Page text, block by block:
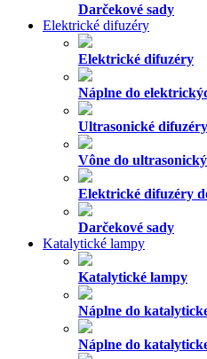
Darčekové sady
Elektrické difuzéry
Elektrické difuzéry
Náplne do
Ultrasonické difuzéry
Vône do
Elektrické difuzéry
Darčekové sady
Katalytické lampy
Katalytické lampy
Náplne do
Náplne do